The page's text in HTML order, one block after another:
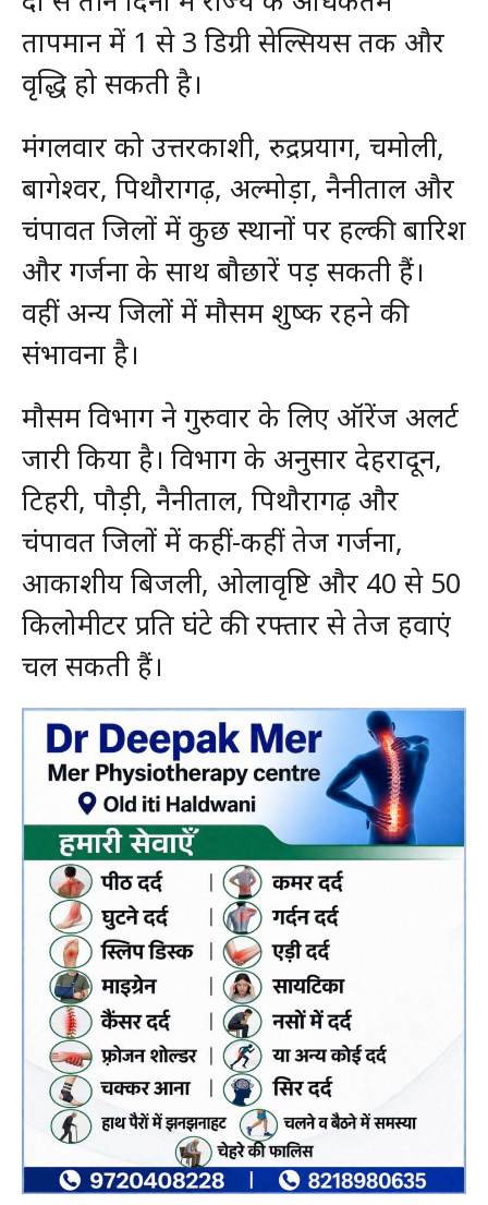
तापमान में 1 से 3 डिग्री सेल्सियस तक और
वृद्धि हो सकती है।
मंगलवार को उत्तरकाशी, रुद्रप्रयाग, चमोली,
बागेश्वर, पिथौरागढ़, अल्मोड़ा, नैनीताल और
चंपावत जिलों में कुछ स्थानों पर हल्की बारिश
और गर्जना के साथ बौछारें पड़ सकती हैं।
वहीं अन्य जिलों में मौसम शुष्क रहने की
संभावना है।
मौसम विभाग ने गुरुवार के लिए ऑरेंज अलर्ट
जारी किया है। विभाग के अनुसार देहरादून,
टिहरी, पौड़ी, नैनीताल, पिथौरागढ़ और
चंपावत जिलों में कहीं-कहीं तेज गर्जना,
आकाशीय बिजली, ओलावृष्टि और 40 से 50
किलोमीटर प्रति घंटे की रफ्तार से तेज हवाएं
चल सकती हैं।